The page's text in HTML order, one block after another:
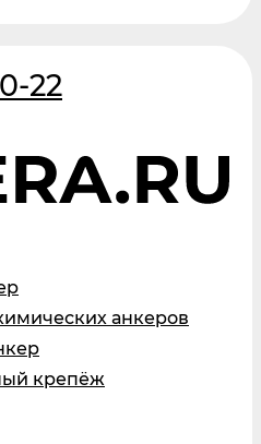
22
анкеров
крепёж